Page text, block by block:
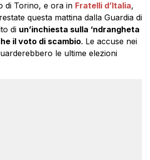
di Torino, e ora in Fratelli d’Italia,
questa mattina dalla Guardia di
di un’inchiesta sulla ‘ndrangheta
il voto di scambio. Le accuse nei
le ultime elezioni